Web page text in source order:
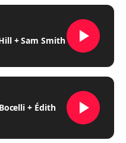
+ Sam Smith
+ Édith